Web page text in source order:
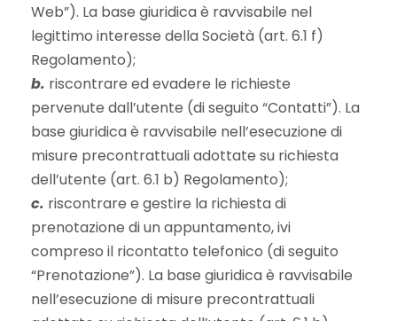
Web”). La base giuridica è ravvisabile nel
legittimo interesse della Società (art. 6.1 f)
Regolamento);
b. riscontrare ed evadere le richieste
pervenute dall’utente (di seguito “Contatti”). La
base giuridica è ravvisabile nell’esecuzione di
misure precontrattuali adottate su richiesta
dell’utente (art. 6.1 b) Regolamento);
c. riscontrare e gestire la richiesta di
prenotazione di un appuntamento, ivi
compreso il ricontatto telefonico (di seguito
“Prenotazione”). La base giuridica è ravvisabile
nell’esecuzione di misure precontrattuali